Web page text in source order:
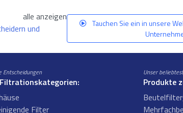
alle anzeigen
und
Tauchen Sie ein in unsere
Entscheidungen
Filter
Unser
Produkte